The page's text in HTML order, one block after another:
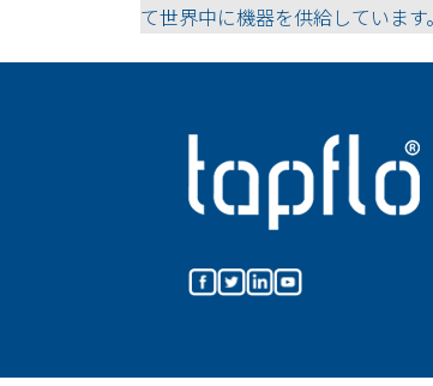
て世界中に機器を供給していま